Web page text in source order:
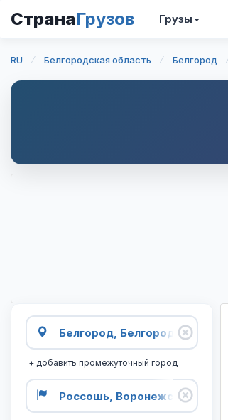
СтранаГрузов Грузы
RU Белгородская область Белгород
+ добавить промежуточный город